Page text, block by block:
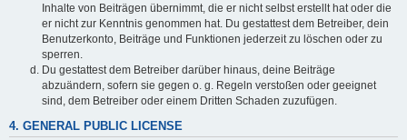
Inhalte von Beiträgen übernimmt, die er nicht selbst erstellt hat oder die
er nicht zur Kenntnis genommen hat. Du gestattest dem Betreiber, dein
Benutzerkonto, Beiträge und Funktionen jederzeit zu löschen oder zu
sperren.
Du gestattest dem Betreiber darüber hinaus, deine Beiträge
abzuändern, sofern sie gegen o. g. Regeln verstoßen oder geeignet
sind, dem Betreiber oder einem Dritten Schaden zuzufügen.
4. GENERAL PUBLIC LICENSE